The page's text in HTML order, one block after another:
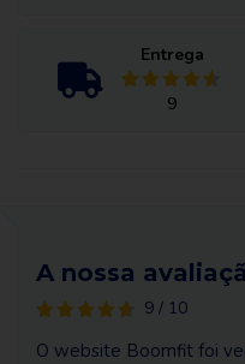
Entrega
9
A nossa
9 / 10
O website Boomfit foi